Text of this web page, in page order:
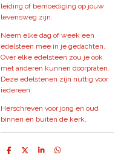
leiding of bemoediging op jouw
levensweg zijn.
Neem elke dag of week een
edelsteen mee in je gedachten.
Over elke edelsteen zou je ook
met anderen kunnen doorpraten.
Deze edelstenen zijn nuttig voor
iedereen.
Herschreven voor jong en oud
binnen én buiten de kerk.
D
D
S
D